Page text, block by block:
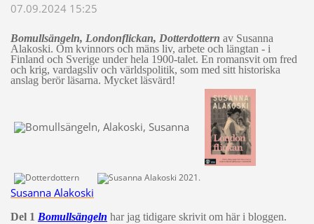
07.09.2024 15:25
Bomullsängeln, Londonflickan, Dotterdottern av Susanna
Alakoski. Om kvinnors och mäns liv, arbete och längtan - i
Finland och Sverige under hela 1900-talet. En romansvit om fred
och krig, vardagsliv och världspolitik, som med sitt historiska
anslag berör läsarna. Mycket läsvärd!
Susanna Alakoski
Del 1 Bomullsängeln har jag tidigare skrivit om här i bloggen.